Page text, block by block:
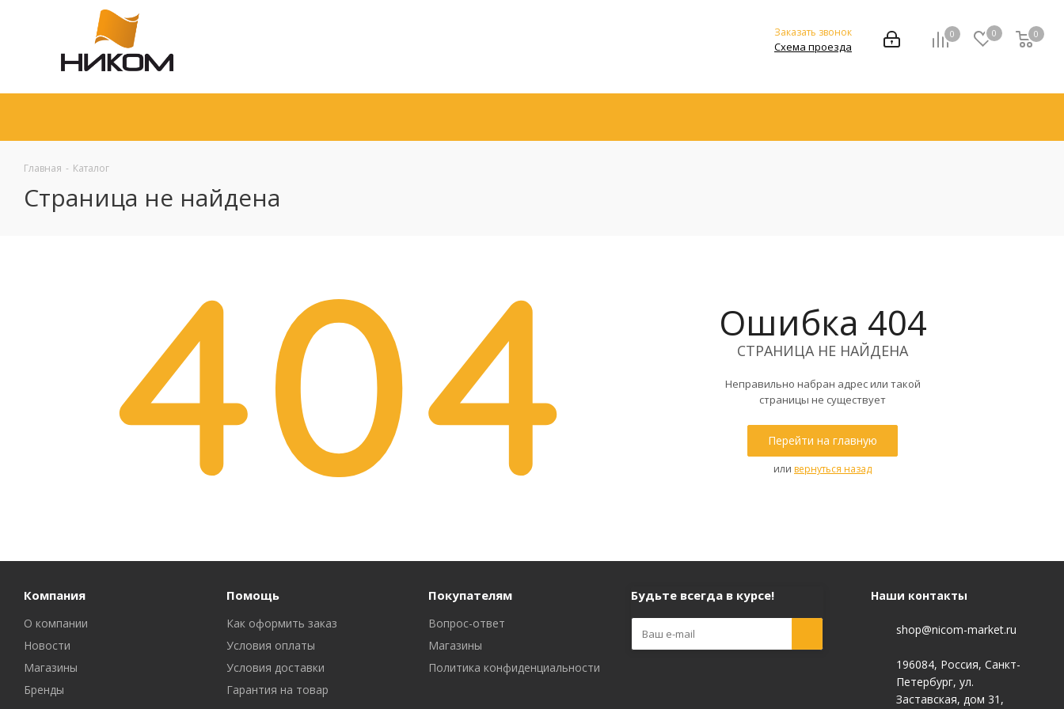
0 0 0
Заказать звонок
Схема проезда
Главная - Каталог
Страница не найдена
Ошибка 404
СТРАНИЦА НЕ НАЙДЕНА
Неправильно набран адрес или такой
страницы не существует
Перейти на главную
или вернуться назад
Компания
О компании
Новости
Магазины
Бренды
Помощь
Как оформить заказ
Условия оплаты
Условия доставки
Гарантия на товар
Покупателям
Вопрос-ответ
Магазины
Политика конфиденциальности
Будьте всегда в курсе! Наши контакты
shop@nicom-market.ru
196084, Россия, Санкт-
Петербург, ул.
Заставская, дом 31,